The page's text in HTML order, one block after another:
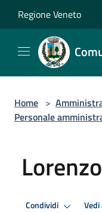
Regione Veneto
Home >
Personale
Condividi Vedi